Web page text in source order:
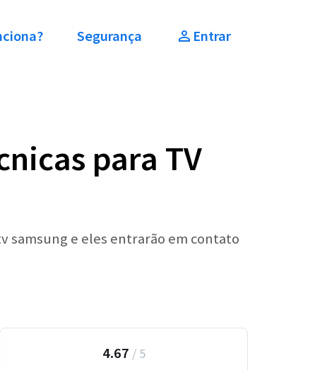
Segurança Entrar
para TV
samsung e eles entrarão em contato
4.67 / 5